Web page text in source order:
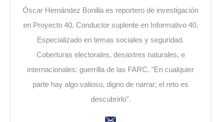
Óscar Hernández Bonilla es reportero de investigación
en Proyecto 40. Conductor suplente en Informativo 40.
Especializado en temas sociales y seguridad.
Coberturas electorales, desastres naturales, e
internacionales: guerrilla de las FARC. "En cualquier
parte hay algo valioso, digno de narrar; el reto es
descubrirlo".